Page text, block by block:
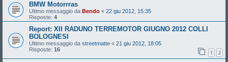
BMW Motorrras
Ultimo messaggio da Bendo « 22 giu 2012, 15:35
Risposte: 4
Report: XII RADUNO TERREMOTOR GIUGNO 2012 COLLI
BOLOGNESI
Ultimo messaggio da streetmatte « 21 giu 2012, 18:05
Risposte: 16 1 2